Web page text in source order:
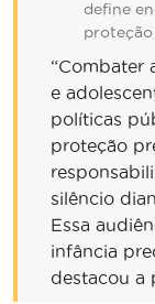
define
proteção
“Combater
e
políticas
proteção
silêncio
Essa
infância
destacou a